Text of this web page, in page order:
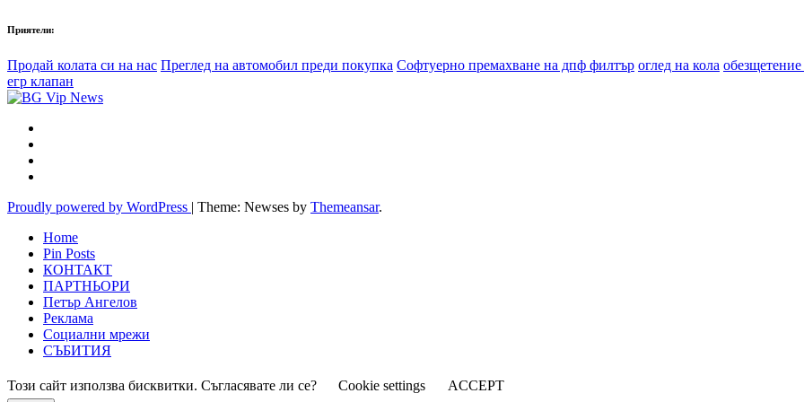
Приятели:
Продай колата си на нас Преглед на автомобил преди покупка Софтуерно премахване на дпф филтър оглед на кола
егр клапан
Proudly powered by WordPress | Theme: Newses by Themeansar.
Home
Pin Posts
КОНТАКТ
ПАРТНЬОРИ
Петър Ангелов
Реклама
Социални мрежи
СЪБИТИЯ
Този сайт използва бисквитки. Съгласявате ли се? Cookie settings ACCEPT